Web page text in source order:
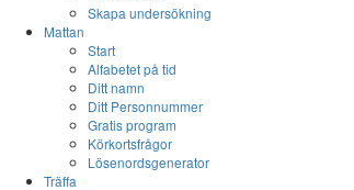
Skapa undersökning
Mattan
Start
Alfabetet på tid
Ditt namn
Ditt Personnummer
Gratis program
Körkortsfrågor
Lösenordsgenerator
Träffa